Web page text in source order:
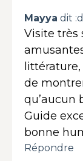
Mayya dit :
Visite très
de
qu’aucun
Guide
bonne
Répondre